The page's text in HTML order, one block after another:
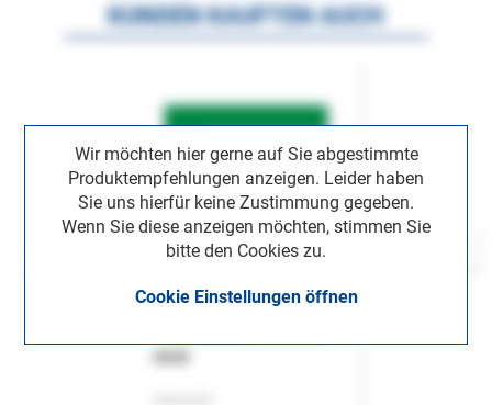
Wir möchten hier gerne auf Sie abgestimmte
Produktempfehlungen anzeigen. Leider haben
Sie uns hierfür keine Zustimmung gegeben.
Wenn Sie diese anzeigen möchten, stimmen Sie
bitte den Cookies zu.
Cookie Einstellungen öffnen
KUNDEN KAUFTEN AUCH
ASok